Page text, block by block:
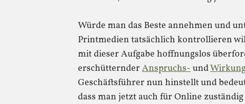
Würde man das Beste annehmen und
Printmedien tatsächlich kontrollieren
mit dieser Aufgabe hoffnungslos
erschütternder Anspruchs-und
Geschäftsführer nun hinstellt und
dass man jetzt auch für Online